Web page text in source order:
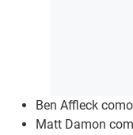
Ben Affleck
Matt Damon